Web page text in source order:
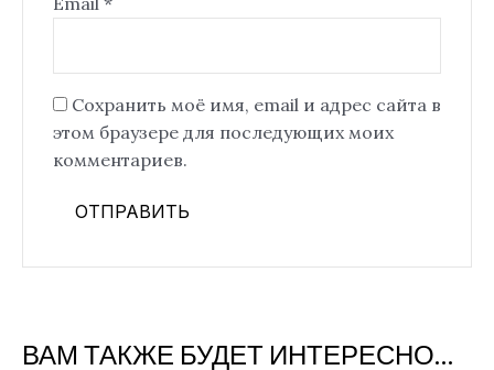
Сохранить моё имя, email и адрес сайта в
этом браузере для последующих моих
комментариев.
ВАМ ТАКЖЕ БУДЕТ ИНТЕРЕСНО…